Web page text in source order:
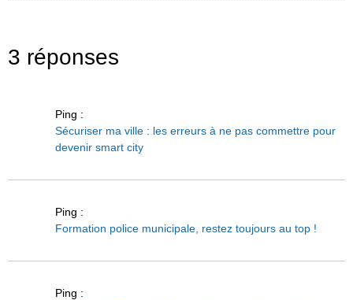
3 réponses
Ping :
Sécuriser ma ville : les erreurs à ne pas commettre pour
devenir smart city
Ping :
Formation police municipale, restez toujours au top !
Ping :